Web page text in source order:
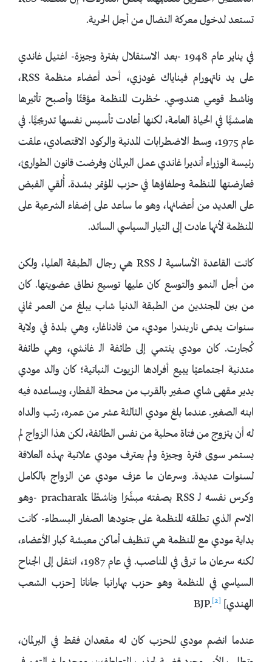
تستعد لدخول معركة النضال من أجل الحرية.
في يناير عام 1948 -بعد الاستقلال بفترة وجيزة- اغتيل غاندي
على يد ناتهورام فيناياك غودزي، أحد أعضاء منظمة RSS،
وناشط قومي هندوسي. حُظرت المنظمة مؤقتًا وأصبح تأثيرها
هامشيًّا في الحياة العامة، لكنها أعادت تأسيس نفسها تدريجيًّا. في
عام 1975، وسط الاضطرابات المدنية والركود الاقتصادي، علقت
رئيسة الوزراء أنديرا غاندي عمل البرلمان وفرضت قانون الطوارئ،
فعارضتها المنظمة وحلفاؤها في حزب المؤتمر بشدة. أُلقي القبض
على العديد من أعضائها، وهو ما ساعد على إضفاء الشرعية على
المنظمة لأنها عادت إلى التيار السياسي السائد.
كانت القاعدة الأساسية لـ RSS هي رجال الطبقة العليا، ولكن
من أجل النمو والتوسع كان عليها توسيع نطاق عضويتها. كان
من بين المجندين من الطبقة الدنيا شاب يبلغ من العمر ثماني
سنوات يدعى ناريندرا مودي، من فادناغار، وهي بلدة في ولاية
كُجارت. كان مودي ينتمي إلى طائفة الـ غانشي، وهي طائفة
متدنية اجتماعيًا يبيع أفرادها الزيوت النباتية؛ كان والد مودي
يدير مقهى شاي صغير بالقرب من محطة القطار، ويساعده فيه
ابنه الصغير. عندما بلغ مودي الثالثة عشر من عمره، رتب والداه
له أن يتزوج من فتاة محلية من نفس الطائفة، لكن هذا الزواج لم
يستمر سوى فترة وجيزة ولم يعترف مودي علانية بهذه العلاقة
لسنوات عديدة. وسرعان ما عزف مودي عن الزواج بالكامل
وكرس نفسه لـ RSS بصفته مبشِّرًا وناشطًا pracharak -وهو
الاسم الذي تطلقه المنظمة على جنودها الصغار البسطاء- كانت
بداية مودي مع المنظمة هي تنظيف أماكن معيشة كبار الأعضاء،
لكنه سرعان ما ترقى في المناصب. في عام 1987، انتقل إلى الجناح
السياسي في المنظمة وهو حزب بهاراتيا جاناتا [حزب الشعب
الهندي] BJP. [2]
عندما انضم مودي للحزب كان له مقعدان فقط في البرلمان،